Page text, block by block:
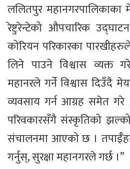
ललितपुर महानगरपालिकाका
रेष्टुरेन्टेको औपचारिक
कोरियन परिकारका
लिने पाउने विश्वास व्यक्त
महानरले गर्ने विश्वास दिउँदै
व्यवसाय गर्न आग्रह समेत
परिवकारसँगै संस्कृतिको झल्को
संचालनमा आएको छ ।
गर्नुस्, सुरक्षा महानगरले गर्छ ।”